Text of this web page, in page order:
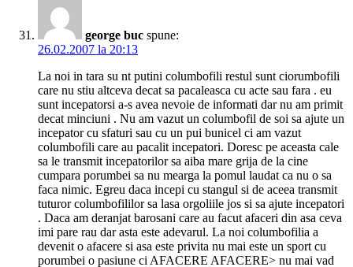
george buc spune:
26.02.2007 la 20:13
La noi in tara su nt putini columbofili restul sunt ciorumbofili
care nu stiu altceva decat sa pacaleasca cu acte sau fara . eu
sunt incepatorsi a-s avea nevoie de informati dar nu am primit
decat minciuni . Nu am vazut un columbofil de soi sa ajute un
incepator cu sfaturi sau cu un pui bunicel ci am vazut
columbofili care au pacalit incepatori. Doresc pe aceasta cale
sa le transmit incepatorilor sa aiba mare grija de la cine
cumpara porumbei sa nu mearga la pomul laudat ca nu o sa
faca nimic. Egreu daca incepi cu stangul si de aceea transmit
tuturor columbofililor sa lasa orgoliile jos si sa ajute incepatori
. Daca am deranjat barosani care au facut afaceri din asa ceva
imi pare rau dar asta este adevarul. La noi columbofilia a
devenit o afacere si asa este privita nu mai este un sport cu
porumbei o pasiune ci AFACERE AFACERE> nu mai vad